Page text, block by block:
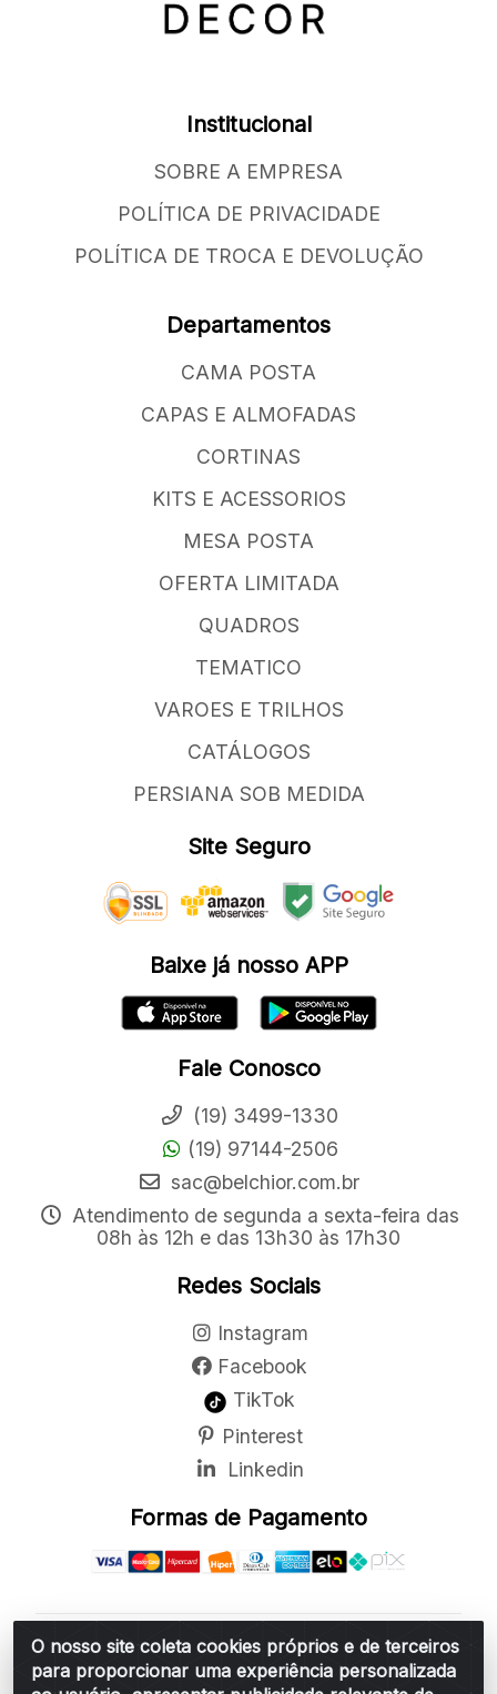
O nosso site coleta cookies próprios e de terceiros
para proporcionar uma experiência personalizada
Institucional
SOBRE A EMPRESA
POLÍTICA DE PRIVACIDADE
POLÍTICA DE TROCA E DEVOLUÇÃO
Departamentos
CAMA POSTA
CAPAS E ALMOFADAS
CORTINAS
KITS E ACESSORIOS
MESA POSTA
OFERTA LIMITADA
QUADROS
TEMATICO
VAROES E TRILHOS
CATÁLOGOS
PERSIANA SOB MEDIDA
Site Seguro
Baixe já nosso APP
Fale Conosco
(19) 3499-1330
(19) 97144-2506
sac@belchior.com.br
Atendimento de segunda a sexta-feira das
08h às 12h e das 13h30 às 17h30
Redes Sociais
Instagram
Facebook
TikTok
Pinterest
Linkedin
Formas de Pagamento
Belchior Cortinas e Acessórios LTDA - R: Rua
Vereador Sérgio Leopoldino Alves, 876 - Santa